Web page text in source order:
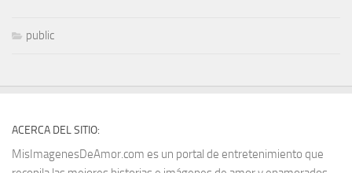
public
ACERCA DEL SITIO:
MisImagenesDeAmor.com es un portal de entretenimiento que